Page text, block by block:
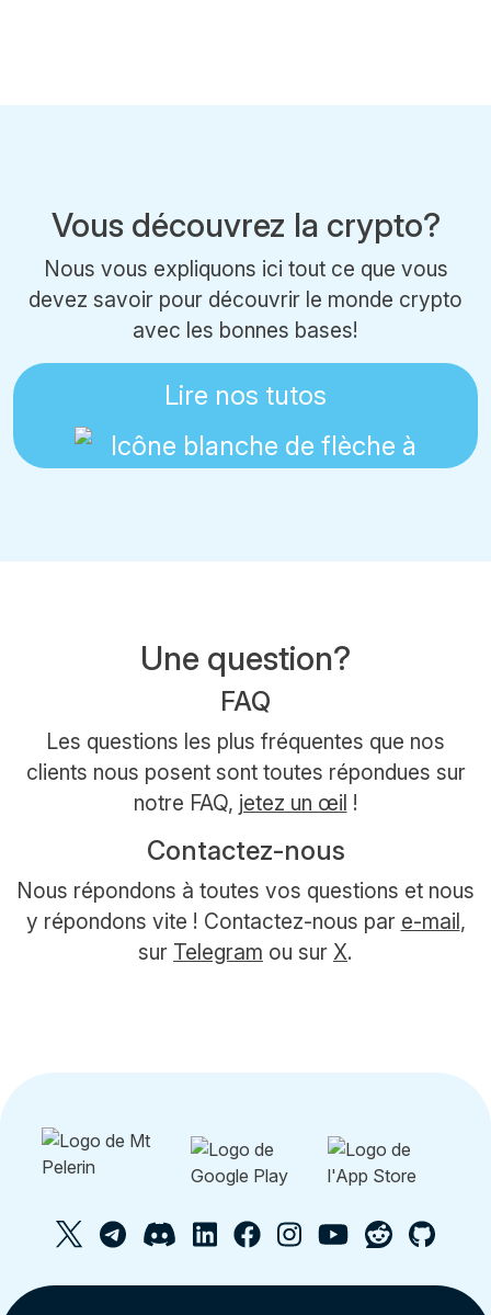
Vous découvrez la crypto?
Nous vous expliquons ici tout ce que vous
devez savoir pour découvrir le monde crypto
avec les bonnes bases!
Lire nos tutos
Une question?
FAQ
Les questions les plus fréquentes que nos
clients nous posent sont toutes répondues sur
notre FAQ, jetez un œil !
Contactez-nous
Nous répondons à toutes vos questions et nous
y répondons vite ! Contactez-nous par e-mail,
sur Telegram ou sur X.